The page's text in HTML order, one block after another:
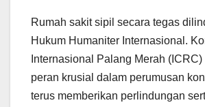
Rumah sakit sipil secara tegas
Hukum Humaniter Internasional.
Internasional Palang Merah
peran krusial dalam perumusan
terus memberikan perlindungan